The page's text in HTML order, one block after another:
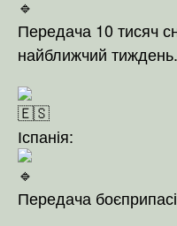
Передача 10 тисяч
найближчий тиждень.
Іспанія:
Передача